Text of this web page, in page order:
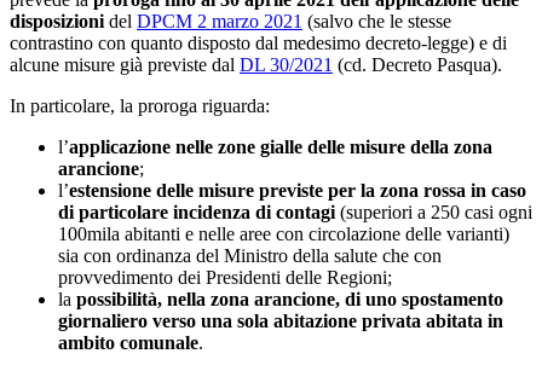
disposizioni del DPCM 2 marzo 2021 (salvo che le stesse
contrastino con quanto disposto dal medesimo decreto-legge) e di
alcune misure già previste dal DL 30/2021 (cd. Decreto Pasqua).
In particolare, la proroga riguarda:
l’applicazione nelle zone gialle delle misure della zona
arancione;
l’estensione delle misure previste per la zona rossa in caso
di particolare incidenza di contagi (superiori a 250 casi ogni
100mila abitanti e nelle aree con circolazione delle varianti)
sia con ordinanza del Ministro della salute che con
provvedimento dei Presidenti delle Regioni;
la possibilità, nella zona arancione, di uno spostamento
giornaliero verso una sola abitazione privata abitata in
ambito comunale.